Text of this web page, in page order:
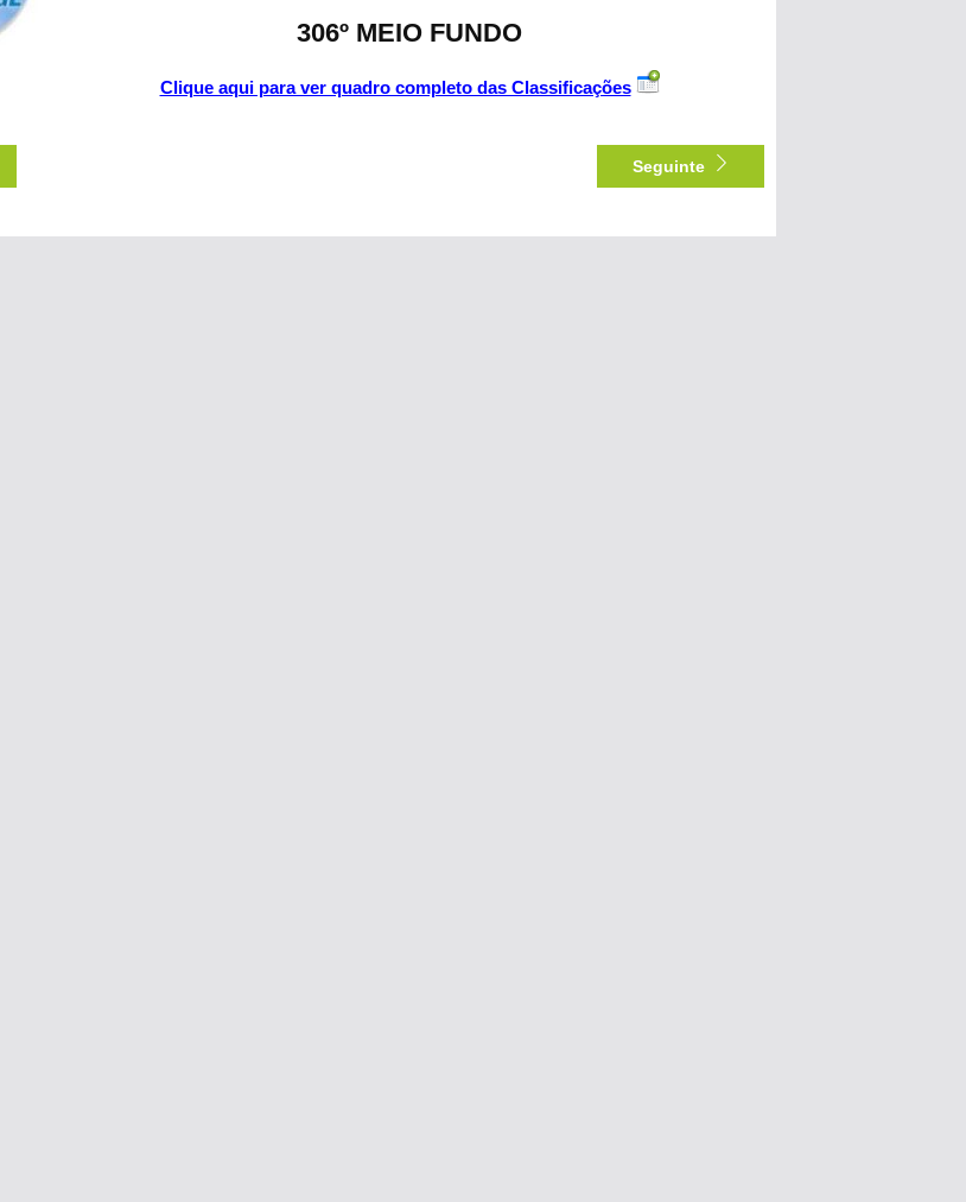
306º MEIO FUNDO
Clique aqui para ver quadro completo das Classificações
Seguinte